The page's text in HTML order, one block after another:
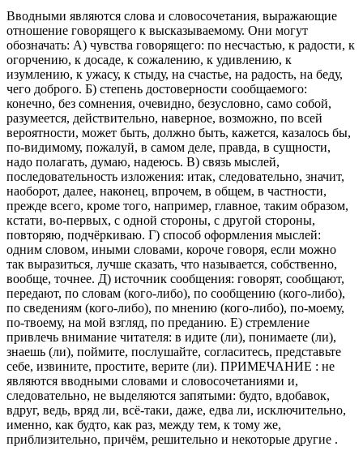
Вводными являются слова и словосочетания, выражающие
отношение говорящего к высказываемому. Они могут
обозначать: А) чувства говорящего: по несчастью, к радости, к
огорчению, к досаде, к сожалению, к удивлению, к
изумлению, к ужасу, к стыду, на счастье, на радость, на беду,
чего доброго. Б) степень достоверности сообщаемого:
конечно, без сомнения, очевидно, безусловно, само собой,
разумеется, действительно, наверное, возможно, по всей
вероятности, может быть, должно быть, кажется, казалось бы,
по-видимому, пожалуй, в самом деле, правда, в сущности,
надо полагать, думаю, надеюсь. В) связь мыслей,
последовательность изложения: итак, следовательно, значит,
наоборот, далее, наконец, впрочем, в общем, в частности,
прежде всего, кроме того, например, главное, таким образом,
кстати, во-первых, с одной стороны, с другой стороны,
повторяю, подчёркиваю. Г) способ оформления мыслей:
одним словом, иными словами, короче говоря, если можно
так выразиться, лучше сказать, что называется, собственно,
вообще, точнее. Д) источник сообщения: говорят, сообщают,
передают, по словам (кого-либо), по сообщению (кого-либо),
по сведениям (кого-либо), по мнению (кого-либо), по-моему,
по-твоему, на мой взгляд, по преданию. Е) стремление
привлечь внимание читателя: в идите (ли), понимаете (ли),
знаешь (ли), поймите, послушайте, согласитесь, представьте
себе, извините, простите, верите (ли). ПРИМЕЧАНИЕ : не
являются вводными словами и словосочетаниями и,
следовательно, не выделяются запятыми: будто, вдобавок,
вдруг, ведь, вряд ли, всё-таки, даже, едва ли, исключительно,
именно, как будто, как раз, между тем, к тому же,
приблизительно, причём, решительно и некоторые другие .